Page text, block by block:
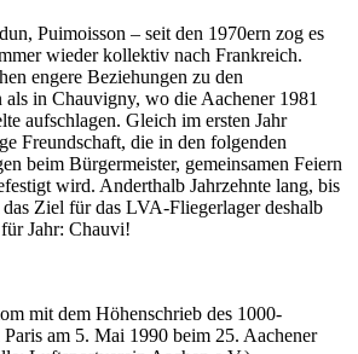
Puimoisson – seit den 1970ern zog es
wieder kollektiv nach Frankreich.
engere Beziehungen zu den
als in Chauvigny, wo die Aachener 1981
aufschlagen. Gleich im ersten Jahr
Freundschaft, die in den folgenden
beim Bürgermeister, gemeinsamen Feiern
wird. Anderthalb Jahrzehnte lang, bis
Ziel für das LVA-Fliegerlager deshalb
Jahr: Chauvi!